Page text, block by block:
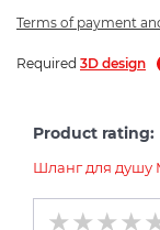
Terms of payment
Required 3D design
Product rating:
Шланг для душу